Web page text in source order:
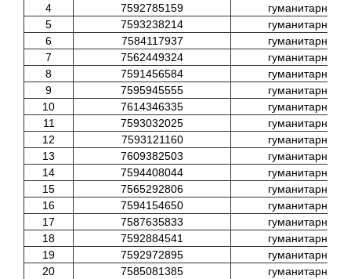
4
7592785159
гуманитарный
5
7593238214
гуманитарный
6
7584117937
гуманитарный
7
7562449324
гуманитарный
8
7591456584
гуманитарный
9
7595945555
гуманитарный
10
7614346335
гуманитарный
11
7593032025
гуманитарный
12
7593121160
гуманитарный
13
7609382503
гуманитарный
14
7594408044
гуманитарный
15
7565292806
гуманитарный
16
7594154650
гуманитарный
17
7587635833
гуманитарный
18
7592884541
гуманитарный
19
7592972895
гуманитарный
20
7585081385
гуманитарный